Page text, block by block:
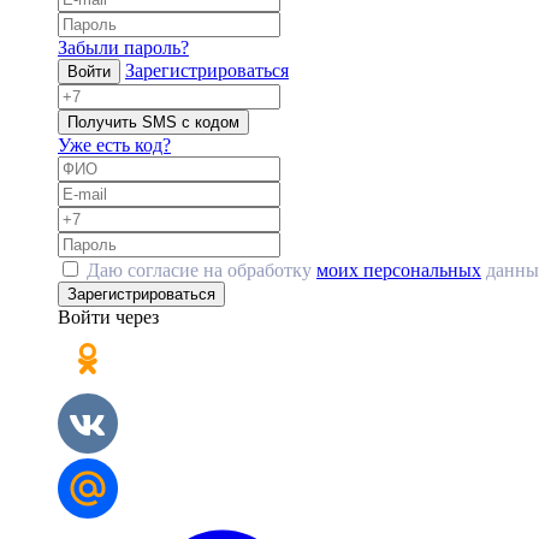
Забыли пароль?
Войти Зарегистрироваться
Получить SMS с кодом
Уже есть код?
Даю согласие на обработку моих персональных
Зарегистрироваться
Войти через